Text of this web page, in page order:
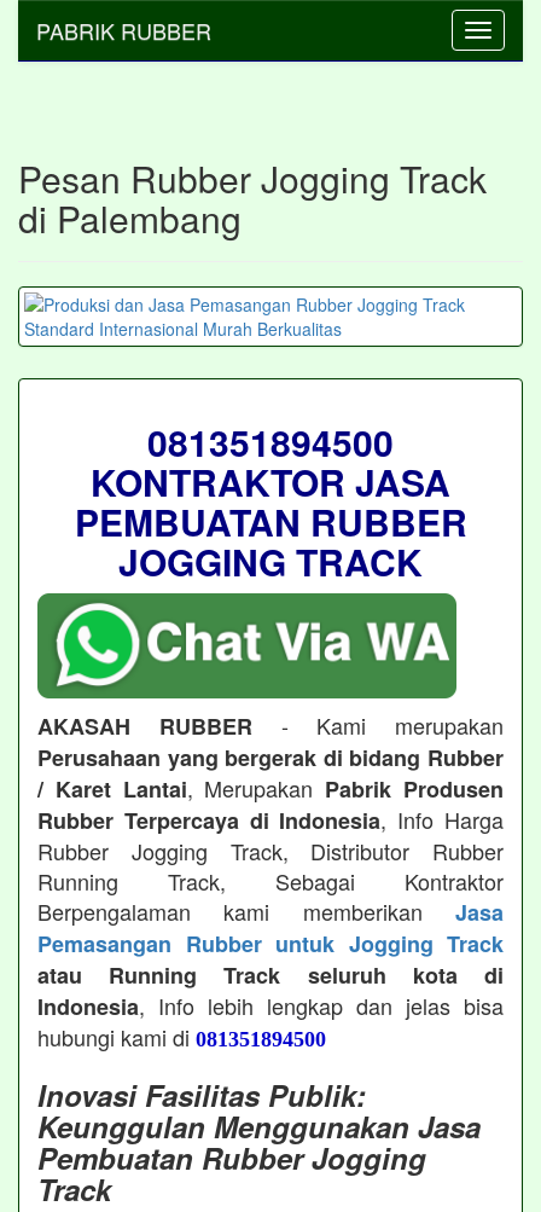
Toggle
PABRIK RUBBER
Pesan Rubber Jogging Track
di Palembang
081351894500
KONTRAKTOR JASA
PEMBUATAN RUBBER
JOGGING TRACK
AKASAH RUBBER - Kami merupakan
Perusahaan yang bergerak di bidang Rubber
/ Karet Lantai, Merupakan Pabrik Produsen
Rubber Terpercaya di Indonesia, Info Harga
Rubber Jogging Track, Distributor Rubber
Running Track, Sebagai Kontraktor
Berpengalaman kami memberikan Jasa
Pemasangan Rubber untuk Jogging Track
atau Running Track seluruh kota di
Indonesia, Info lebih lengkap dan jelas bisa
hubungi kami di 081351894500
Inovasi Fasilitas Publik:
Keunggulan Menggunakan Jasa
Pembuatan Rubber Jogging
Track